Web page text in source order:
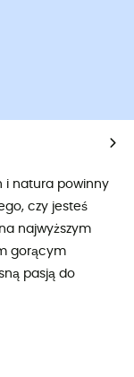
i natura powinny
czy jesteś
najwyższym
gorącym
pasją do